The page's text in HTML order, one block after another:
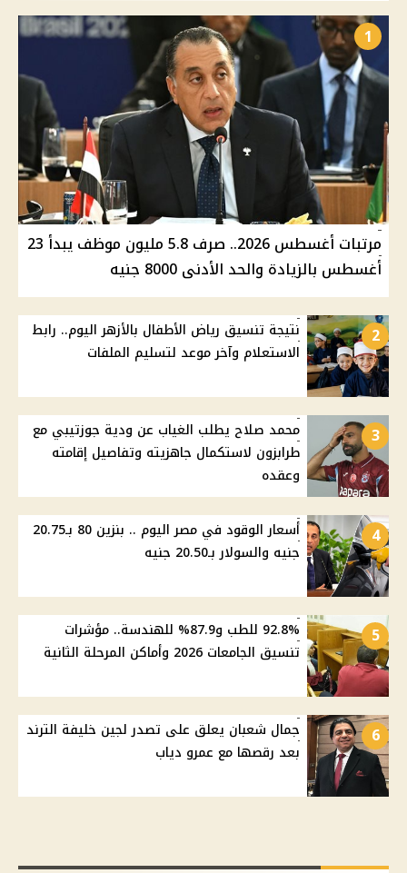
1
مرتبات أغسطس 2026.. صرف 5.8 مليون موظف يبدأ 23
أغسطس بالزيادة والحد الأدنى 8000 جنيه
2
نتيجة تنسيق رياض الأطفال بالأزهر اليوم.. رابط
الاستعلام وآخر موعد لتسليم الملفات
3
محمد صلاح يطلب الغياب عن ودية جوزتيبي مع
طرابزون لاستكمال جاهزيته وتفاصيل إقامته
وعقده
4
أسعار الوقود في مصر اليوم .. بنزين 80 بـ20.75
جنيه والسولار بـ20.50 جنيه
5
92.8% للطب و87.9% للهندسة.. مؤشرات
تنسيق الجامعات 2026 وأماكن المرحلة الثانية
6
جمال شعبان يعلق على تصدر لجين خليفة الترند
بعد رقصها مع عمرو دياب